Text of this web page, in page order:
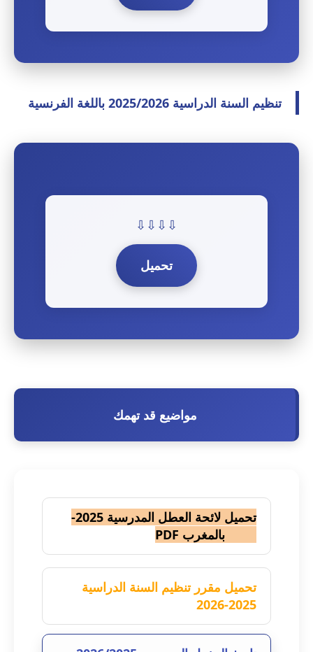
تنظيم السنة الدراسية 2025/2026 باللغة الفرنسية
⇩⇩⇩⇩
تحميل
مواضيع قد تهمك
تحميل لائحة العطل المدرسية 2025-
تحميل مقرر تنظيم السنة الدراسية
2025-2026